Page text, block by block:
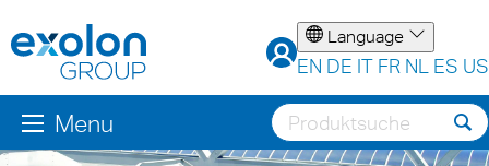
Language
EN DE IT FR NL ES US
Menu